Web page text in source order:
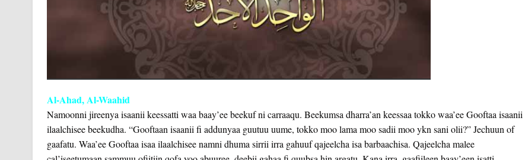
Al-Ahad, Al-Waahid
Namoonni jireenya isaanii keessatti waa baay’ee beekuf ni carraaqu. Beekumsa dharra’an keessaa tokko waa’ee Gooftaa isaanii
ilaalchisee beekudha. “Gooftaan isaanii fi addunyaa guutuu uume, tokko moo lama moo sadii moo ykn sani olii?” Jechuun of
gaafatu. Waa’ee Gooftaa isaa ilaalchisee namni dhuma sirrii irra gahuuf qajeelcha isa barbaachisa. Qajeelcha malee